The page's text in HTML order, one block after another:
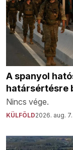
A spanyol
határsértésre
Nincs vége.
KÜLFÖLD2026. aug.